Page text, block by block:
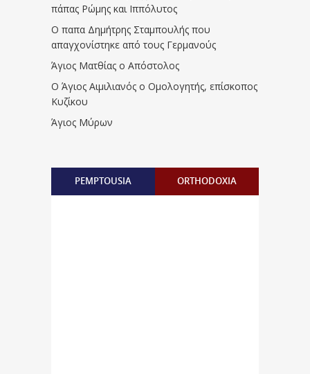
πάπας Ρώμης και Ιππόλυτος
Ο παπα Δημήτρης Σταμπουλής που
απαγχονίστηκε από τους Γερμανούς
Άγιος Ματθίας ο Απόστολος
Ο Άγιος Αιμιλιανός ο Ομολογητής, επίσκοπος
Κυζίκου
Άγιος Μύρων
PEMPTOUSIA ORTHODOXIA